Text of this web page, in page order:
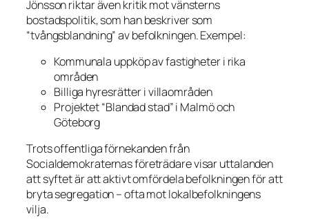
Jönsson riktar även kritik mot vänsterns
bostadspolitik, som han beskriver som
“tvångsblandning” av befolkningen. Exempel:
Kommunala uppköp av fastigheter i rika
områden
Billiga hyresrätter i villaområden
Projektet “Blandad stad” i Malmö och
Göteborg
Trots offentliga förnekanden från
Socialdemokraternas företrädare visar uttalanden
att syftet är att aktivt omfördela befolkningen för att
bryta segregation – ofta mot lokalbefolkningens
vilja.